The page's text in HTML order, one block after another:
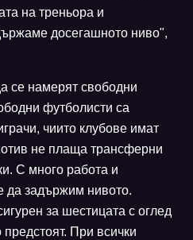
на треньора и
досегашното ниво",
се намерят свободни
футболисти са
чиито клубове имат
не плаща трансферни
С много работа и
да задържим нивото.
за шестицата с оглед
предстоят. При всички